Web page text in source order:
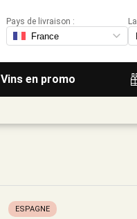
Vins en promo
Pays de livraison :
ESPAGNE